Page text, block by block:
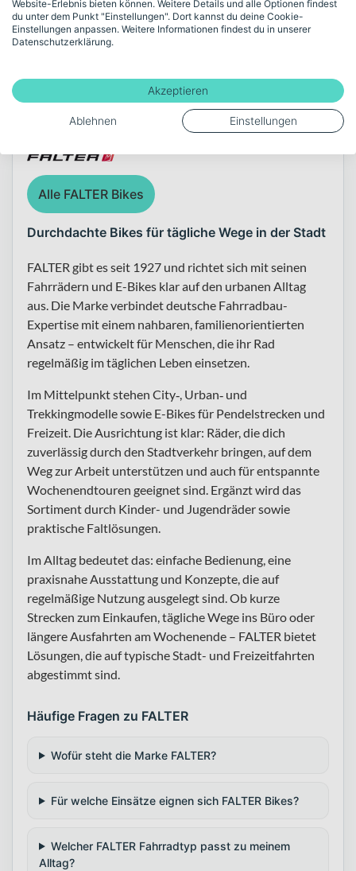
Über die Marke FALTER
Alle FALTER Bikes
Durchdachte Bikes für tägliche Wege in der Stadt
FALTER gibt es seit 1927 und richtet sich mit seinen
Fahrrädern und E-Bikes klar auf den urbanen Alltag
aus. Die Marke verbindet deutsche Fahrradbau-
Expertise mit einem nahbaren, familienorientierten
Ansatz – entwickelt für Menschen, die ihr Rad
regelmäßig im täglichen Leben einsetzen.
Im Mittelpunkt stehen City‑, Urban‑ und
Trekkingmodelle sowie E-Bikes für Pendelstrecken und
Freizeit. Die Ausrichtung ist klar: Räder, die dich
zuverlässig durch den Stadtverkehr bringen, auf dem
Weg zur Arbeit unterstützen und auch für entspannte
Wochenendtouren geeignet sind. Ergänzt wird das
Sortiment durch Kinder- und Jugendräder sowie
praktische Faltlösungen.
Im Alltag bedeutet das: einfache Bedienung, eine
praxisnahe Ausstattung und Konzepte, die auf
regelmäßige Nutzung ausgelegt sind. Ob kurze
Strecken zum Einkaufen, tägliche Wege ins Büro oder
längere Ausfahrten am Wochenende – FALTER bietet
Lösungen, die auf typische Stadt- und Freizeitfahrten
abgestimmt sind.
Häufige Fragen zu FALTER
Wofür steht die Marke FALTER?
Für welche Einsätze eignen sich FALTER Bikes?
Welcher FALTER Fahrradtyp passt zu meinem
Alltag?
Website-Erlebnis bieten können. Weitere Details und alle Optionen findest
du unter dem Punkt "Einstellungen". Dort kannst du deine Cookie-
Einstellungen anpassen. Weitere Informationen findest du in unserer
Datenschutzerklärung.
Akzeptieren
Ablehnen Einstellungen